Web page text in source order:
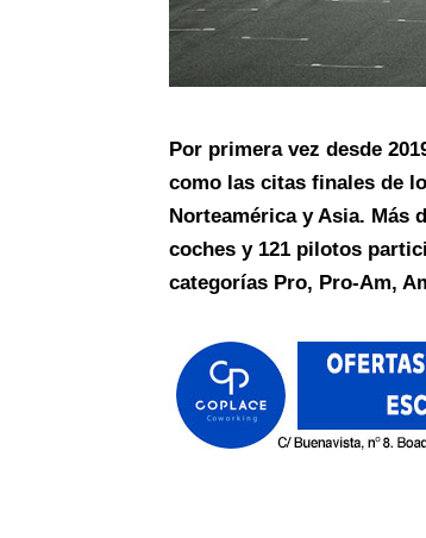
Por primera vez desde
como las citas finales de
Norteamérica y Asia. Más
coches y 121 pilotos
categorías Pro, Pro-Am,